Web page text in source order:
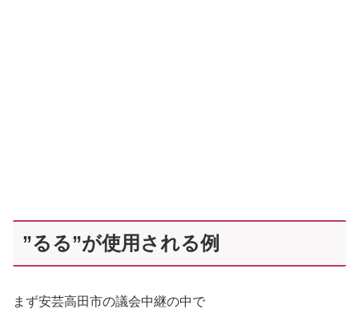
”るる”が使用される例
まず安芸高田市の議会中継の中で